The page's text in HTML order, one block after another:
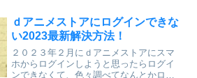
アベルト温熱効果でリラックスしながら
も普段あまり動かさない...
ｄアニメストアにログインできな
い2023最新解決方法！
２０２３年２月にｄアニメストアにスマ
ホからログインしようと思ったらログイ
ンできなくて、色々調べてなんとかログ